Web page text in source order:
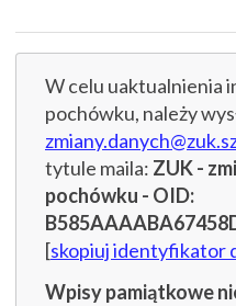
W celu uaktualnienia
pochówku, należy
tytule maila: ZUK -
pochówku - OID:
[skopiuj identyfikator
Wpisy pamiątkowe